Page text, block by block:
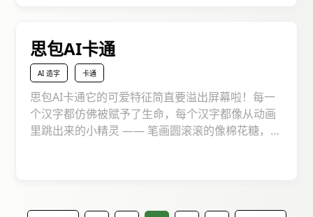
趣大门，让文字瞬间变得活泼又吸睛，为你的作品
注入满满的萌力！
思包AI卡通
AI 造字 卡通
思包AI卡通它的可爱特征简直要溢出屏幕啦！每一
个汉字都仿佛被赋予了生命，每个汉字都像从动画
里跳出来的小精灵 —— 笔画圆滚滚的像棉花糖，拐